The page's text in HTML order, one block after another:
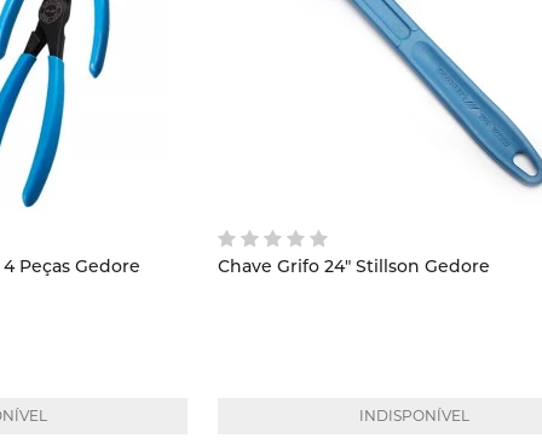
Jogo Alicate Para Anéis 4 Peças Gedore Chave Grifo 24" Stillson Gedore
INDISPONÍVEL